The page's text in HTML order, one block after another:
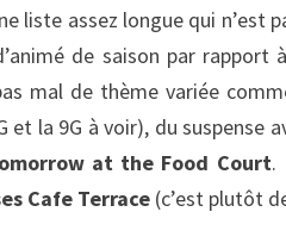
liste assez longue qui n’est
de saison par
mal de thème variée
et la 9G à voir), du suspense
at the Food Court.
Cafe Terrace (c’est plutôt